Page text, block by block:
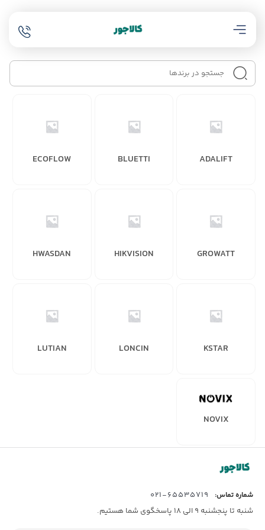
ADALIFT
BLUETTI
ECOFLOW
GROWATT
HIKVISION
HWASDAN
KSTAR
LONCIN
LUTIAN
NOVIX
شماره تماس:
65535719-021
شنبه تا پنجشنبه 9 الی 18 پاسخگوی شما هستیم.